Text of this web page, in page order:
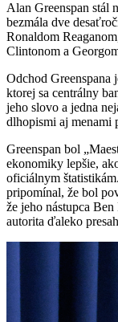
Alan Greenspan stál
bezmála dve
Ronaldom
Clintonom a
Odchod
ktorej sa centrálny
jeho slovo a jedna
dlhopismi aj menami
Greenspan bol
ekonomiky lepšie,
oficiálnym
pripomínal, že bol
že jeho nástupca
autorita ďaleko